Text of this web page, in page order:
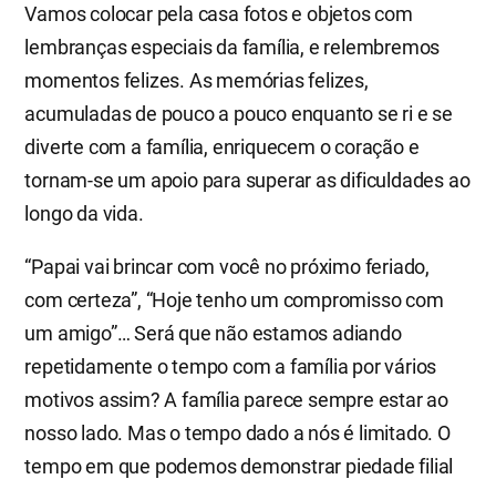
Vamos colocar pela casa fotos e objetos com
lembranças especiais da família, e relembremos
momentos felizes. As memórias felizes,
acumuladas de pouco a pouco enquanto se ri e se
diverte com a família, enriquecem o coração e
tornam-se um apoio para superar as dificuldades ao
longo da vida.
“Papai vai brincar com você no próximo feriado,
com certeza”, “Hoje tenho um compromisso com
um amigo”… Será que não estamos adiando
repetidamente o tempo com a família por vários
motivos assim? A família parece sempre estar ao
nosso lado. Mas o tempo dado a nós é limitado. O
tempo em que podemos demonstrar piedade filial